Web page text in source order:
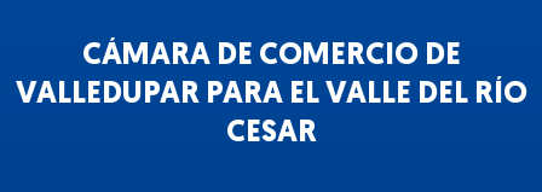
CÁMARA DE COMERCIO DE
VALLEDUPAR PARA EL VALLE DEL RÍO
CESAR